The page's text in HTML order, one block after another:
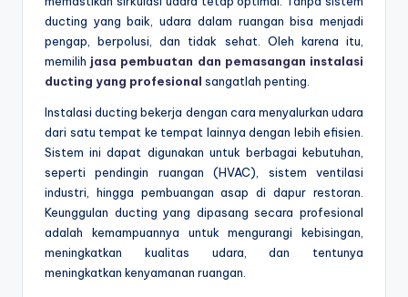
ducting yang baik, udara dalam ruangan bisa menjadi
pengap, berpolusi, dan tidak sehat. Oleh karena itu,
memilih jasa pembuatan dan pemasangan instalasi
ducting yang profesional sangatlah penting.
Instalasi ducting bekerja dengan cara menyalurkan udara
dari satu tempat ke tempat lainnya dengan lebih efisien.
Sistem ini dapat digunakan untuk berbagai kebutuhan,
seperti pendingin ruangan (HVAC), sistem ventilasi
industri, hingga pembuangan asap di dapur restoran.
Keunggulan ducting yang dipasang secara profesional
adalah kemampuannya untuk mengurangi kebisingan,
meningkatkan kualitas udara, dan tentunya
meningkatkan kenyamanan ruangan.